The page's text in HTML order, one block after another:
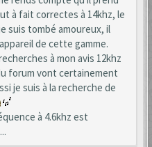
à fait correctes à 14khz, le
suis tombé amoureux, il
de cette gamme.
à mon avis 12khz
forum vont certainement
je suis à la recherche de
à 4.6khz est